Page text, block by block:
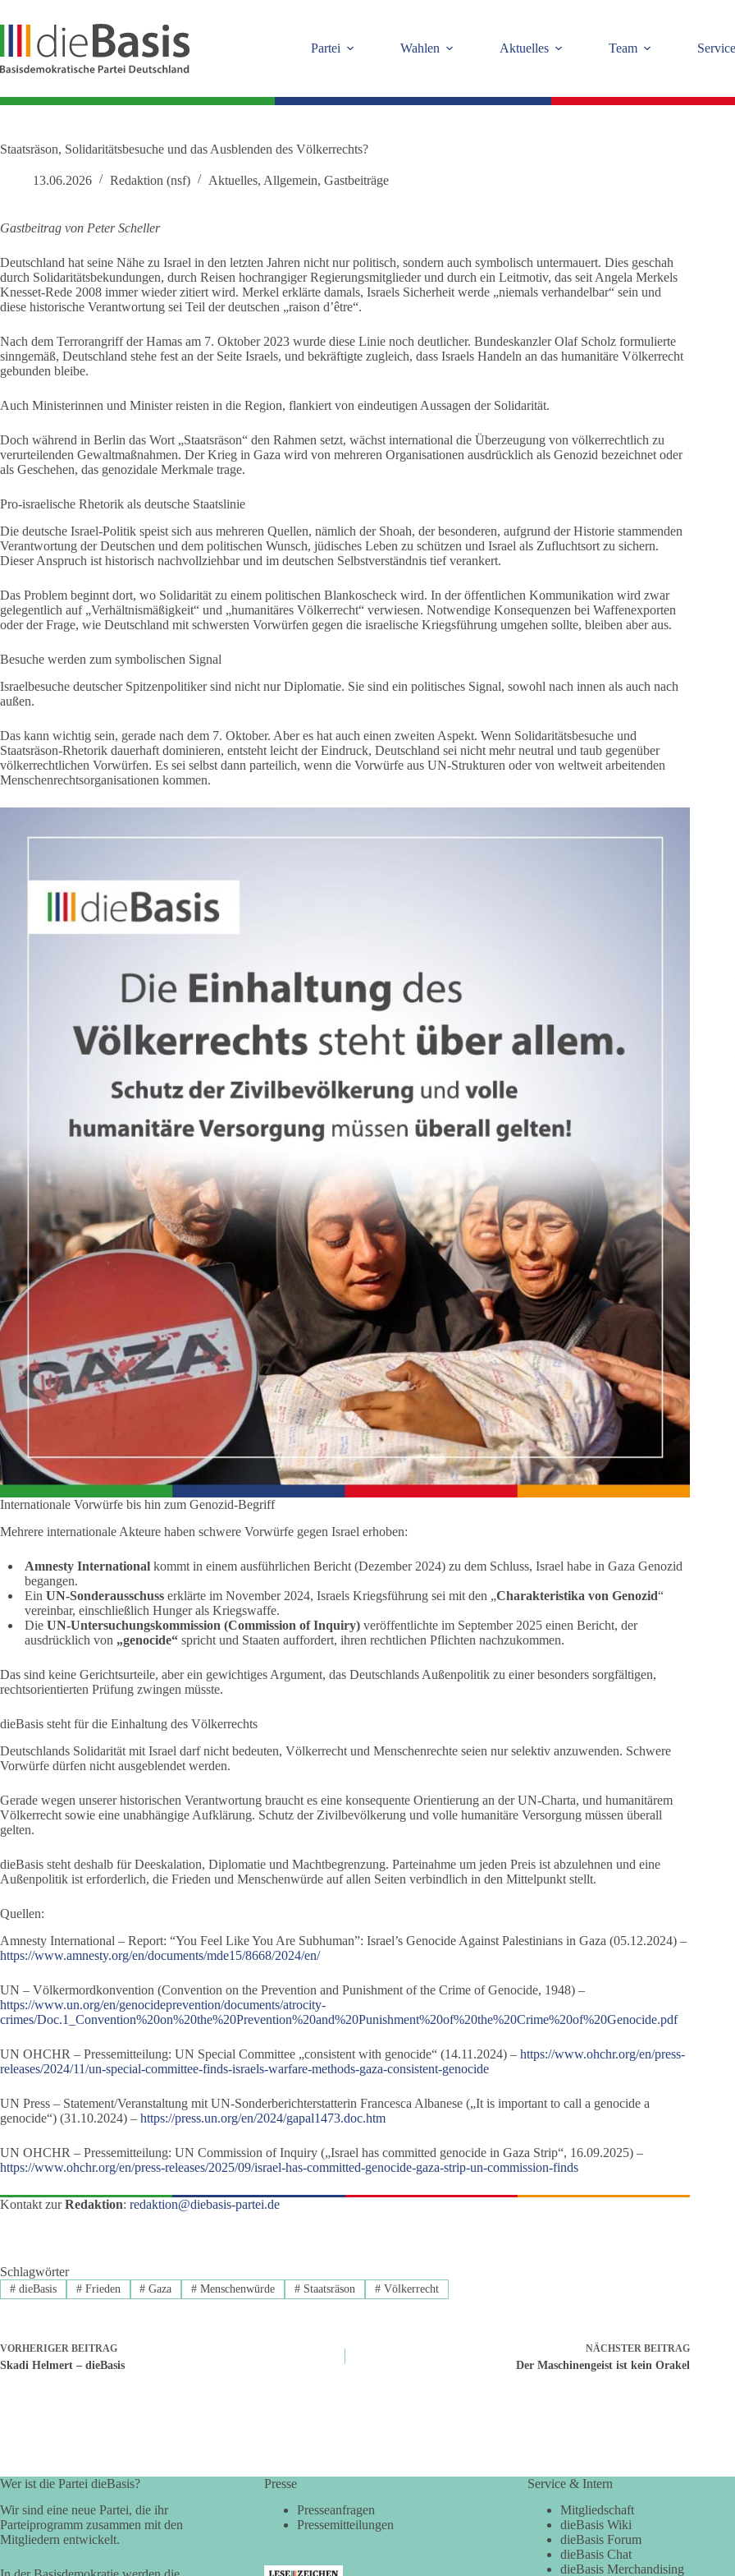
springen
Partei
Wahlen Aktuelles Team Service
Staatsräson, Solidaritätsbesuche und das Ausblenden des Völkerrechts?
13.06.2026 Redaktion (nsf) Aktuelles, Allgemein, Gastbeiträge
Gastbeitrag von Peter Scheller
Deutschland hat seine Nähe zu Israel in den letzten Jahren nicht nur politisch, sondern auch symbolisch untermauert. Dies geschah
durch Solidaritätsbekundungen, durch Reisen hochrangiger Regierungsmitglieder und durch ein Leitmotiv, das seit Angela Merkels
Knesset-Rede 2008 immer wieder zitiert wird. Merkel erklärte damals, Israels Sicherheit werde „niemals verhandelbar“ sein und
diese historische Verantwortung sei Teil der deutschen „raison d’être“.
Nach dem Terrorangriff der Hamas am 7. Oktober 2023 wurde diese Linie noch deutlicher. Bundeskanzler Olaf Scholz formulierte
sinngemäß, Deutschland stehe fest an der Seite Israels, und bekräftigte zugleich, dass Israels Handeln an das humanitäre Völkerrecht
gebunden bleibe.
Auch Ministerinnen und Minister reisten in die Region, flankiert von eindeutigen Aussagen der Solidarität.
Doch während in Berlin das Wort „Staatsräson“ den Rahmen setzt, wächst international die Überzeugung von völkerrechtlich zu
verurteilenden Gewaltmaßnahmen. Der Krieg in Gaza wird von mehreren Organisationen ausdrücklich als Genozid bezeichnet oder
als Geschehen, das genozidale Merkmale trage.
Pro-israelische Rhetorik als deutsche Staatslinie
Die deutsche Israel-Politik speist sich aus mehreren Quellen, nämlich der Shoah, der besonderen, aufgrund der Historie stammenden
Verantwortung der Deutschen und dem politischen Wunsch, jüdisches Leben zu schützen und Israel als Zufluchtsort zu sichern.
Dieser Anspruch ist historisch nachvollziehbar und im deutschen Selbstverständnis tief verankert.
Das Problem beginnt dort, wo Solidarität zu einem politischen Blankoscheck wird. In der öffentlichen Kommunikation wird zwar
gelegentlich auf „Verhältnismäßigkeit“ und „humanitäres Völkerrecht“ verwiesen. Notwendige Konsequenzen bei Waffenexporten
oder der Frage, wie Deutschland mit schwersten Vorwürfen gegen die israelische Kriegsführung umgehen sollte, bleiben aber aus.
Besuche werden zum symbolischen Signal
Israelbesuche deutscher Spitzenpolitiker sind nicht nur Diplomatie. Sie sind ein politisches Signal, sowohl nach innen als auch nach
außen.
Das kann wichtig sein, gerade nach dem 7. Oktober. Aber es hat auch einen zweiten Aspekt. Wenn Solidaritätsbesuche und
Staatsräson-Rhetorik dauerhaft dominieren, entsteht leicht der Eindruck, Deutschland sei nicht mehr neutral und taub gegenüber
völkerrechtlichen Vorwürfen. Es sei selbst dann parteilich, wenn die Vorwürfe aus UN-Strukturen oder von weltweit arbeitenden
Menschenrechtsorganisationen kommen.
Internationale Vorwürfe bis hin zum Genozid-Begriff
Mehrere internationale Akteure haben schwere Vorwürfe gegen Israel erhoben:
Amnesty International kommt in einem ausführlichen Bericht (Dezember 2024) zu dem Schluss, Israel habe in Gaza Genozid
begangen.
EinUN-Sonderausschuss erklärte im November 2024, Israels Kriegsführung sei mit den „Charakteristika von Genozid“
vereinbar, einschließlich Hunger als Kriegswaffe.
DieUN-Untersuchungskommission (Commission of Inquiry) veröffentlichte im September 2025 einen Bericht, der
ausdrücklich von „genocide“ spricht und Staaten auffordert, ihren rechtlichen Pflichten nachzukommen.
Das sind keine Gerichtsurteile, aber ein gewichtiges Argument, das Deutschlands Außenpolitik zu einer besonders sorgfältigen,
rechtsorientierten Prüfung zwingen müsste.
dieBasis steht für die Einhaltung des Völkerrechts
Deutschlands Solidarität mit Israel darf nicht bedeuten, Völkerrecht und Menschenrechte seien nur selektiv anzuwenden. Schwere
Vorwürfe dürfen nicht ausgeblendet werden.
Gerade wegen unserer historischen Verantwortung braucht es eine konsequente Orientierung an der UN-Charta, und humanitärem
Völkerrecht sowie eine unabhängige Aufklärung. Schutz der Zivilbevölkerung und volle humanitäre Versorgung müssen überall
gelten.
dieBasis steht deshalb für Deeskalation, Diplomatie und Machtbegrenzung. Parteinahme um jeden Preis ist abzulehnen und eine
Außenpolitik ist erforderlich, die Frieden und Menschenwürde auf allen Seiten verbindlich in den Mittelpunkt stellt.
Quellen:
Amnesty International – Report: “You Feel Like You Are Subhuman”: Israel’s Genocide Against Palestinians in Gaza (05.12.2024) –
https://www.amnesty.org/en/documents/mde15/8668/2024/en/
UN – Völkermordkonvention (Convention on the Prevention and Punishment of the Crime of Genocide, 1948) –
https://www.un.org/en/genocideprevention/documents/atrocity-
crimes/Doc.1_Convention%20on%20the%20Prevention%20and%20Punishment%20of%20the%20Crime%20of%20Genocide.pdf
UN OHCHR – Pressemitteilung: UN Special Committee „consistent with genocide“ (14.11.2024) – https://www.ohchr.org/en/press-
releases/2024/11/un-special-committee-finds-israels-warfare-methods-gaza-consistent-genocide
UN Press – Statement/Veranstaltung mit UN-Sonderberichterstatterin Francesca Albanese („It is important to call a genocide a
genocide“) (31.10.2024) – https://press.un.org/en/2024/gapal1473.doc.htm
UN OHCHR – Pressemitteilung: UN Commission of Inquiry („Israel has committed genocide in Gaza Strip“, 16.09.2025) –
https://www.ohchr.org/en/press-releases/2025/09/israel-has-committed-genocide-gaza-strip-un-commission-finds
Kontakt zurRedaktion: redaktion@diebasis-partei.de
Schlagwörter
#dieBasis #Frieden # Gaza # Menschenwürde # Staatsräson #Völkerrecht
VORHERIGER BEITRAG
Skadi Helmert – dieBasis
NÄCHSTER BEITRAG
Der Maschinengeist ist kein Orakel
Wer ist die Partei dieBasis?
Wir sind eine neue Partei, die ihr
Parteiprogramm zusammen mit den
Mitgliedern entwickelt.
Presse
Presseanfragen
Pressemitteilungen
Service & Intern
Mitgliedschaft
dieBasis Wiki
dieBasis Forum
dieBasis Chat
dieBasis Merchandising